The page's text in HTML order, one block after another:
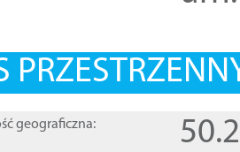
geograficzna: